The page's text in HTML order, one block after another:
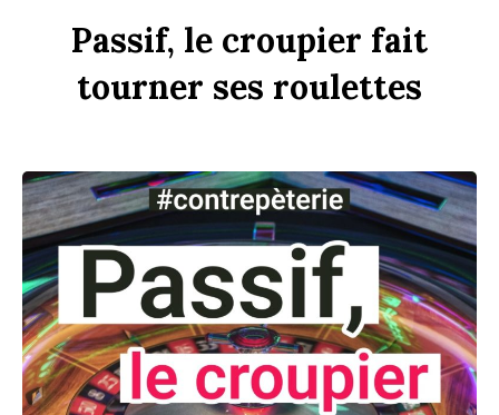
Passif, le croupier fait
tourner ses roulettes